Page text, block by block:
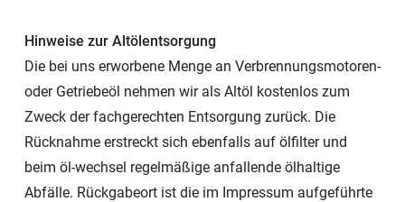
Hinweise zur Altölentsorgung
Die bei uns erworbene Menge an Verbrennungsmotoren-
oder Getriebeöl nehmen wir als Altöl kostenlos zum
Zweck der fachgerechten Entsorgung zurück. Die
Rücknahme erstreckt sich ebenfalls auf ölfilter und
beim öl-wechsel regelmäßige anfallende ölhaltige
Abfälle. Rückgabeort ist die im Impressum aufgeführte